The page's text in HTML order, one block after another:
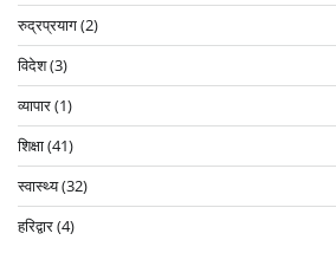
रुद्रप्रयाग(2)
विदेश(3)
व्यापार(1)
शिक्षा(41)
स्वास्थ्य(32)
हरिद्वार(4)